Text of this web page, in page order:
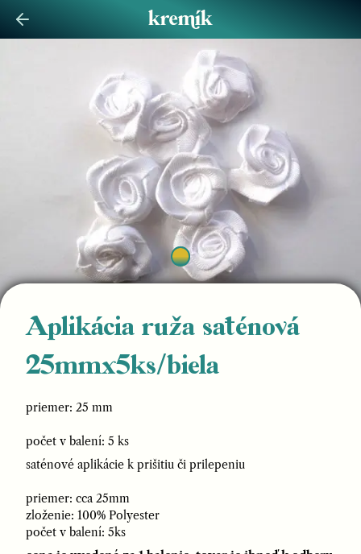
Aplikácia ruža saténová
25mmx5ks/biela
priemer: 25 mm
počet v balení: 5 ks
saténové aplikácie k prišitiu či prilepeniu
priemer: cca 25mm
zloženie: 100% Polyester
počet v balení: 5ks